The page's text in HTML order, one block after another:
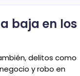
baja en los
delitos como
y robo en